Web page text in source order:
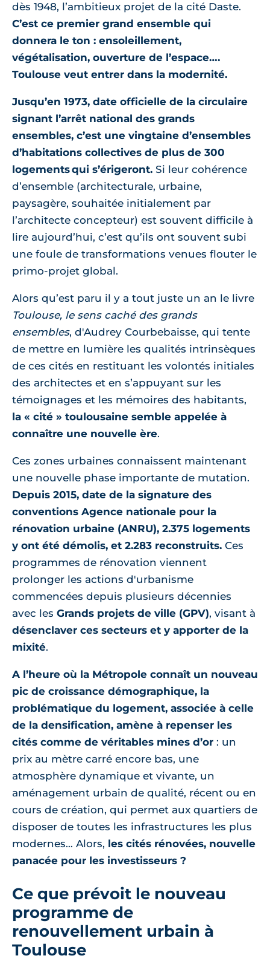
dès 1948, l’ambitieux projet de la cité Daste.
C’est ce premier grand ensemble qui
donnera le ton : ensoleillement,
végétalisation, ouverture de l’espace….
Toulouse veut entrer dans la modernité.
Jusqu’en 1973, date officielle de la circulaire
signant l’arrêt national des grands
ensembles, c’est une vingtaine d’ensembles
d’habitations collectives de plus de 300
logements qui s’érigeront. Si leur cohérence
d’ensemble (architecturale, urbaine,
paysagère, souhaitée initialement par
l’architecte concepteur) est souvent difficile à
lire aujourd’hui, c’est qu’ils ont souvent subi
une foule de transformations venues flouter le
primo-projet global.
Alors qu’est paru il y a tout juste un an le livre
Toulouse, le sens caché des grands
ensembles, d'Audrey Courbebaisse, qui tente
de mettre en lumière les qualités intrinsèques
de ces cités en restituant les volontés initiales
des architectes et en s’appuyant sur les
témoignages et les mémoires des habitants,
la « cité » toulousaine semble appelée à
connaître une nouvelle ère.
Ces zones urbaines connaissent maintenant
une nouvelle phase importante de mutation.
Depuis 2015, date de la signature des
conventions Agence nationale pour la
rénovation urbaine (ANRU), 2.375 logements
y ont été démolis, et 2.283 reconstruits. Ces
programmes de rénovation viennent
prolonger les actions d'urbanisme
commencées depuis plusieurs décennies
avec les Grands projets de ville (GPV), visant à
désenclaver ces secteurs et y apporter de la
mixité.
A l’heure où la Métropole connaît un nouveau
pic de croissance démographique, la
problématique du logement, associée à celle
de la densification, amène à repenser les
cités comme de véritables mines d’or : un
prix au mètre carré encore bas, une
atmosphère dynamique et vivante, un
aménagement urbain de qualité, récent ou en
cours de création, qui permet aux quartiers de
disposer de toutes les infrastructures les plus
modernes… Alors, les cités rénovées, nouvelle
panacée pour les investisseurs ?
Ce que prévoit le nouveau
programme de
renouvellement urbain à
Toulouse